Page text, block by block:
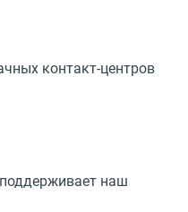
контакт-центров
наш